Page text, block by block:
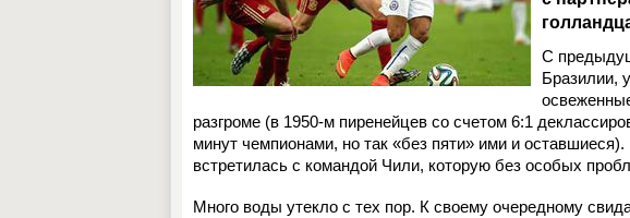
С
Бразилии,
разгроме (в 1950-м пиренейцев со счетом 6:1
минут чемпионами, но так «без пяти» ими и
встретилась с командой Чили, которую без особых
Много воды утекло с тех пор. К своему очередному